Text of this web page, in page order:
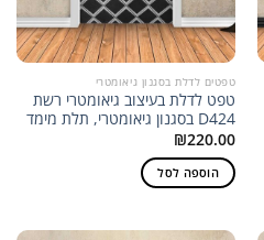
טפטים לדלת בסגנון גיאומטרי
טפט לדלת בעיצוב גיאומטרי רשת
D424 בסגנון גיאומטרי, תלת מימד
₪220.00
הוספה לסל